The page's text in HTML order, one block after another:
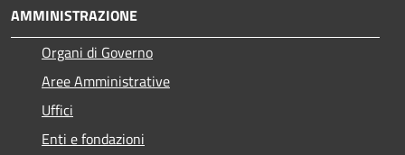
AMMINISTRAZIONE
Organi di Governo
Aree Amministrative
Uffici
Enti e fondazioni